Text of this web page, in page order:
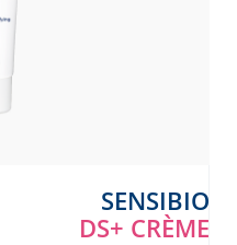
SENSIBIO
DS+ CRÈME